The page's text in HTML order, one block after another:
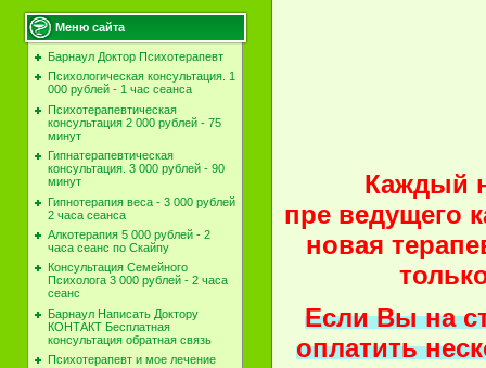
Меню сайта
Барнаул Доктор Психотерапевт
Психологическая консультация. 1
000 рублей - 1 час сеанса
Психотерапевтическая
консультация 2 000 рублей - 75
минут
Гипнатерапевтическая
консультация. 3 000 рублей - 90
минут
Гипнотерапия веса - 3 000 рублей
2 часа сеанса
Алкотерапия 5 000 рублей - 2
часа сеанс по Скайпу
Консультация Семейного
Психолога 3 000 рублей - 2 часа
сеанс
Барнаул Написать Доктору
КОНТАКТ Бесплатная
консультация обратная связь
Психотерапевт и мое лечение
Каждый
пре ведущего
новая
Если Вы на
оплатить